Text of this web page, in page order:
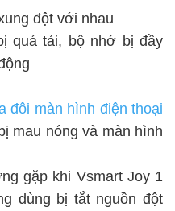
đột với nhau
quá tải, bộ nhớ bị đầy
đôi màn hình điện thoại
mau nóng và màn hình
gặp khi Vsmart Joy 1
dùng bị tắt nguồn đột